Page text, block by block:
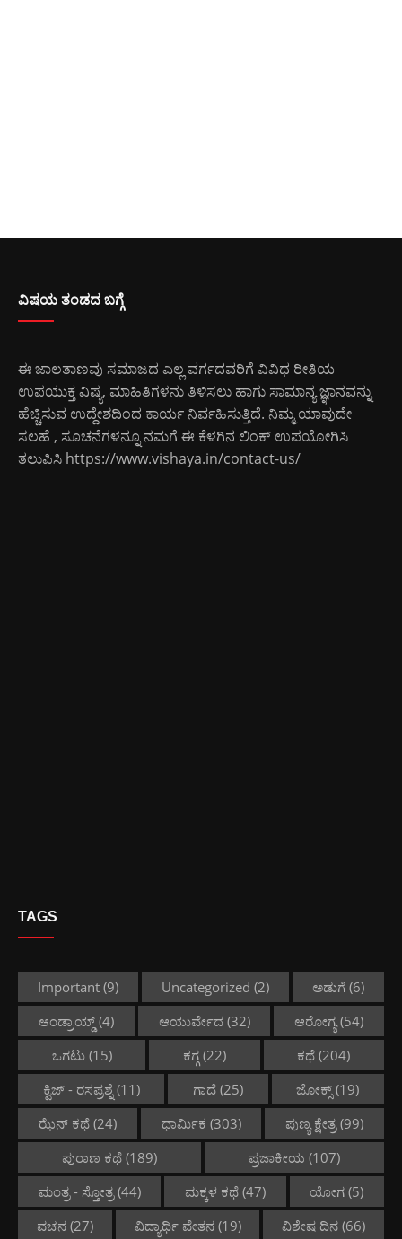
ವಿಷಯ ತಂಡದ ಬಗ್ಗೆ
ಈ ಜಾಲತಾಣವು ಸಮಾಜದ ಎಲ್ಲ ವರ್ಗದವರಿಗೆ ವಿವಿಧ ರೀತಿಯ
ಉಪಯುಕ್ತ ವಿಷ್ಯ, ಮಾಹಿತಿಗಳನು ತಿಳಿಸಲು ಹಾಗು ಸಾಮಾನ್ಯ ಜ್ಞಾನವನ್ನು
ಹೆಚ್ಚಿಸುವ ಉದ್ದೇಶದಿಂದ ಕಾರ್ಯ ನಿರ್ವಹಿಸುತ್ತಿದೆ. ನಿಮ್ಮ ಯಾವುದೇ
ಸಲಹೆ , ಸೂಚನೆಗಳನ್ನೂ ನಮಗೆ ಈ ಕೆಳಗಿನ ಲಿಂಕ್ ಉಪಯೋಗಿಸಿ
ತಲುಪಿಸಿ https://www.vishaya.in/contact-us/
TAGS
Important (9) Uncategorized (2) ಅಡುಗೆ (6)
ಆಂಡ್ರಾಯ್ಡ್(4) ಆಯುರ್ವೇದ(32) ಆರೋಗ್ಯ(54)
ಒಗಟು(15) ಕಗ್ಗ(22) ಕಥೆ (204)
ಕ್ವಿಜ್ - ರಸಪ್ರಶ್ನೆ(11) ಗಾದೆ(25) ಜೋಕ್ಸ್(19)
ಝೆನ್ ಕಥೆ(24) ಧಾರ್ಮಿಕ (303) ಪುಣ್ಯ ಕ್ಷೇತ್ರ(99)
ಪುರಾಣ ಕಥೆ (189) ಪ್ರಜಾಕೀಯ (107)
ಮಂತ್ರ - ಸ್ತೋತ್ರ(44) ಮಕ್ಕಳ ಕಥೆ(47) ಯೋಗ (5)
ವಚನ(27) ವಿದ್ಯಾರ್ಥಿ ವೇತನ(19) ವಿಶೇಷ ದಿನ (66)